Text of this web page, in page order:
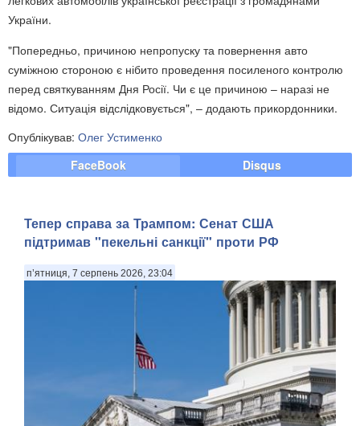
України.
"Попередньо, причиною непропуску та повернення авто
суміжною стороною є нібито проведення посиленого контролю
перед святкуванням Дня Росії. Чи є це причиною – наразі не
відомо. Ситуація відслідковується", – додають прикордонники.
Опублікував: Олег Устименко
FaceBook
Disqus
Тепер справа за Трампом: Сенат США
підтримав "пекельні санкції" проти РФ
п’ятниця, 7 серпень 2026, 23:04